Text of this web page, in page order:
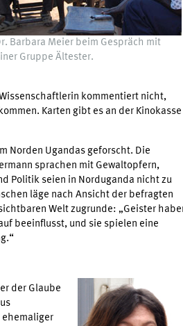
Barbara Meier beim Gespräch mit
Gruppe Ältester.
kommentiert nicht,
Karten gibt es an der Kinokasse
Norden Ugandas geforscht. Die
sprachen mit Gewaltopfern,
Politik seien in Norduganda nicht zu
läge nach Ansicht der befragten
Welt zugrunde: „Geister
beeinflusst, und sie spielen eine
der Glaube
ehemaliger